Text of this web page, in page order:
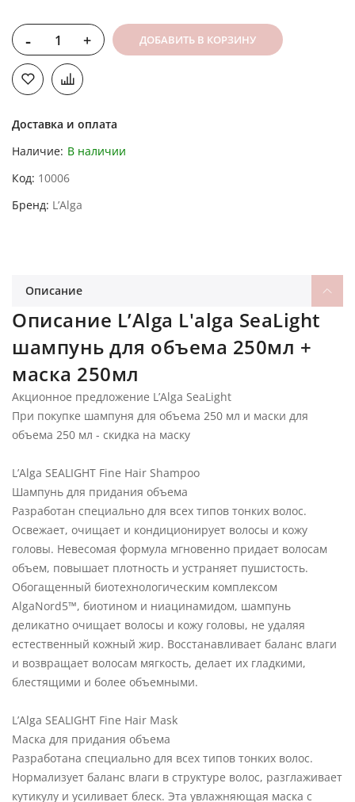
- + ДОБАВИТЬ В КОРЗИНУ
Доставка и оплата
Наличие: В наличии
Код 10006
Бренд L’Alga
Описание
Описание L’Alga L'alga SeaLight
шампунь для объема 250мл +
маска 250мл
Акционное предложение L’Alga SeaLight
При покупке шампуня для объема 250 мл и маски для
объема 250 мл - скидка на маску
L’Alga SEALIGHT Fine Hair Shampoo
Шампунь для придания объема
Разработан специально для всех типов тонких волос.
Освежает, очищает и кондиционирует волосы и кожу
головы. Невесомая формула мгновенно придает волосам
объем, повышает плотность и устраняет пушистость.
Обогащенный биотехнологическим комплексом
AlgaNord5™, биотином и ниацинамидом, шампунь
деликатно очищает волосы и кожу головы, не удаляя
естественный кожный жир. Восстанавливает баланс влаги
и возвращает волосам мягкость, делает их гладкими,
блестящими и более объемными.
L’Alga SEALIGHT Fine Hair Mask
Маска для придания объема
Разработана специально для всех типов тонких волос.
Нормализует баланс влаги в структуре волос, разглаживает
кутикулу и усиливает блеск. Эта увлажняющая маска с